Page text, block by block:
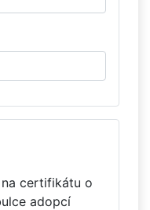
certifikátu o
adopcí